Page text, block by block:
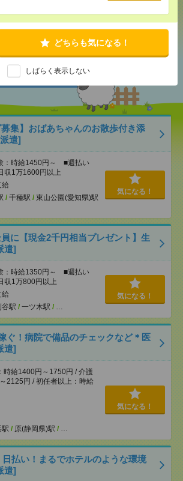
どちらも気になる！
しばらく表示しない
の閲覧履歴からの
おすすめ
募集】おばあちゃんのお散歩付き添
遣]
：時給1450円～ ■週払い
1万1600円以上
給
/ 千種駅 / 東山公園(愛知県)駅
気になる！
に【現金2千円相当プレゼント】生
遣]
：時給1350円～ ■週払い
1万800円以上
給
谷駅 / 一ツ木駅 / …
気になる！
ぐ！病院で備品のチェックなど＊医
遣]
時給1400円～1750円 / 介護
2125円 / 初任者以上：時給
駅 / 原(静岡県)駅 / …
気になる！
日払い！まるでホテルのような環境
遣]